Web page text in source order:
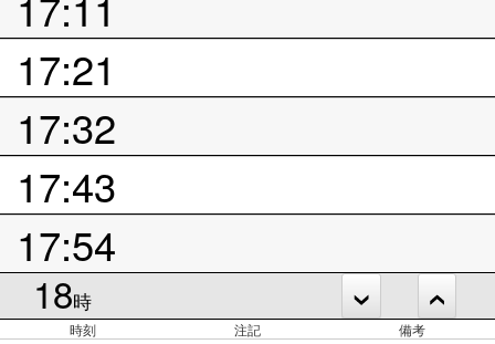
17:21
17:32
17:43
17:54
18時
時刻 注記 備考